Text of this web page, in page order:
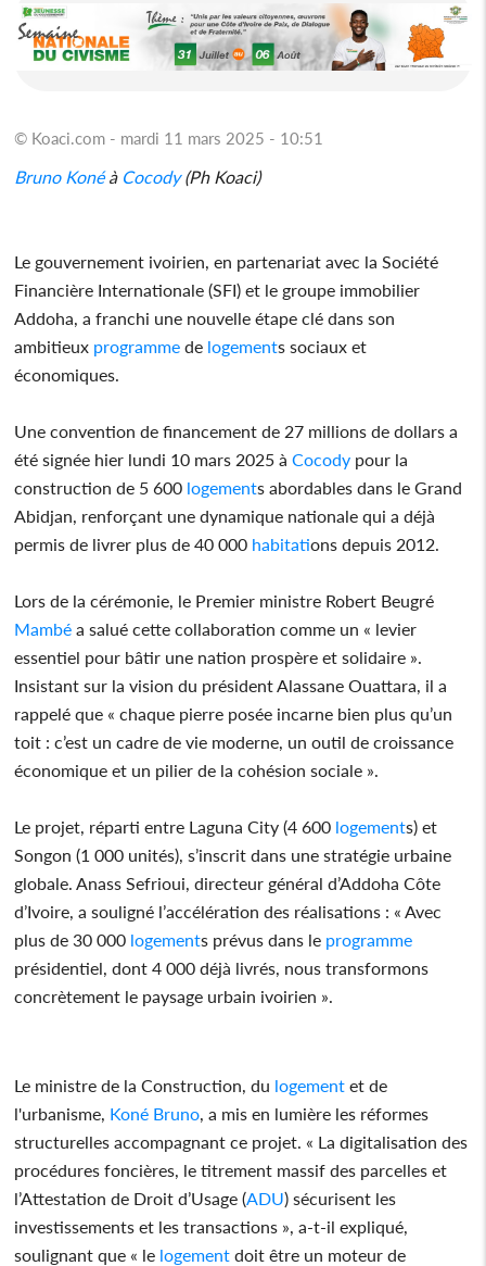
© Koaci.com - mardi 11 mars 2025 - 10:51
Bruno Konéà Cocody(Ph Koaci)
Le gouvernement ivoirien, en partenariat avec la Société
Financière Internationale (SFI) et le groupe immobilier
Addoha, a franchi une nouvelle étape clé dans son
ambitieux programme de logements sociaux et
économiques.
Une convention de financement de 27 millions de dollars a
été signée hier lundi 10 mars 2025 àCocody pour la
construction de 5 600 logements abordables dans le Grand
Abidjan, renforçant une dynamique nationale qui a déjà
permis de livrer plus de 40 000 habitations depuis 2012.
Lors de la cérémonie, le Premier ministre Robert Beugré
Mambé a salué cette collaboration comme un « levier
essentiel pour bâtir une nation prospère et solidaire ».
Insistant sur la vision du président Alassane Ouattara, il a
rappelé que « chaque pierre posée incarne bien plus qu’un
toit : c’est un cadre de vie moderne, un outil de croissance
économique et un pilier de la cohésion sociale ».
Le projet, réparti entre Laguna City (4 600 logements) et
Songon (1 000 unités), s’inscrit dans une stratégie urbaine
globale. Anass Sefrioui, directeur général d’Addoha Côte
d’Ivoire, a souligné l’accélération des réalisations : « Avec
plus de 30 000 logements prévus dans le programme
présidentiel, dont 4 000 déjà livrés, nous transformons
concrètement le paysage urbain ivoirien ».
Le ministre de la Construction, du logement et de
l'urbanisme, Koné Bruno, a mis en lumière les réformes
structurelles accompagnant ce projet. « La digitalisation des
procédures foncières, le titrement massif des parcelles et
l’Attestation de Droit d’Usage (ADU) sécurisent les
investissements et les transactions », a-t-il expliqué,
soulignant que « le logement doit être un moteur de